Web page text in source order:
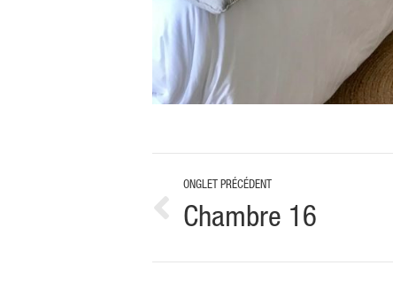
Navigation
de
commentaire
ONGLET PRÉCÉDENT
Onglet
Chambre 16